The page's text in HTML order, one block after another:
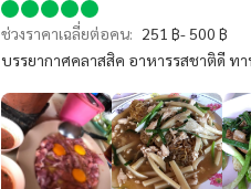
ช่วงราคาเฉลี่ยต่อคน: 251 ฿- 500 ฿
บรรยากาศคลาสสิค อาหารรสชาติดี ท